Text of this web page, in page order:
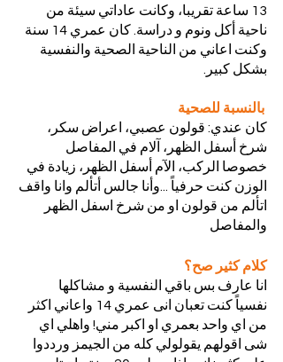
13 ساعة تقريبا، وكانت عاداتي سيئة من
ناحية أكل ونوم و دراسة. كان عمري 14 سنة
وكنت اعاني من الناحية الصحية والنفسية
بشكل كبير.
كان عندي: قولون عصبي، اعراض سكر،
شرخ أسفل الظهر، آلام في المفاصل
خصوصا الركب، الآم أسفل الظهر، زيادة في
الوزن كنت حرفياً ...وأنا جالس أتألم وانا واقف
اتألم من قولون او من شرخ اسفل الظهر
والمفاصل
كلام كثير صح؟
انا عارف بس باقي النفسية و مشاكلها
نفسياً كنت تعبان انى عمري 14 واعاني اكثر
من اي واحد بعمري او اكبر مني! واهلي اي
شى اقولهم يقولولي كله من الجيمز ورددوا